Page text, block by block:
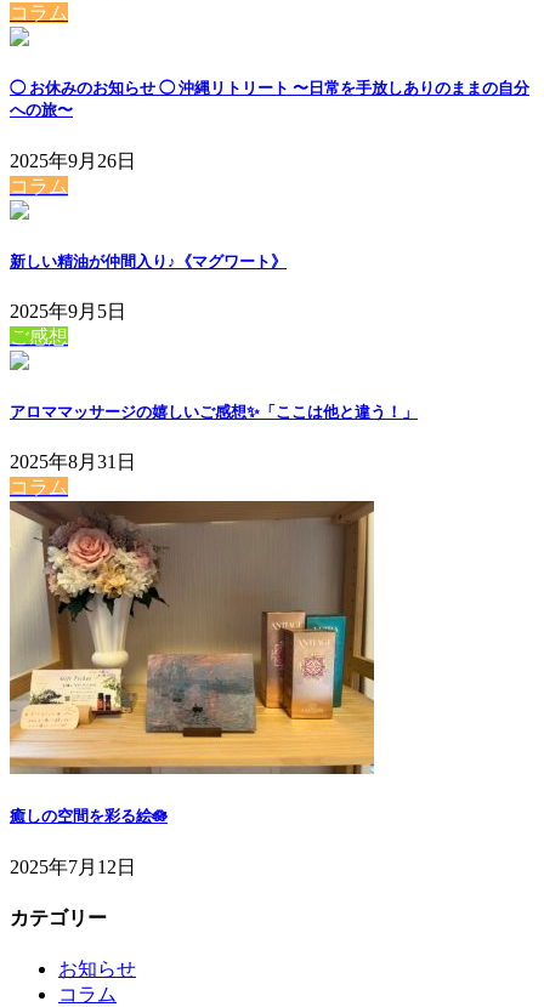
コラム
◯ お休みのお知らせ ◯ 沖縄リトリート 〜日常を手放しありのままの自分
への旅〜
2025年9月26日
コラム
新しい精油が仲間入り♪《マグワート》
2025年9月5日
ご感想
アロママッサージの嬉しいご感想✨「ここは他と違う！」
2025年8月31日
コラム
癒しの空間を彩る絵🪷
2025年7月12日
カテゴリー
お知らせ
コラム